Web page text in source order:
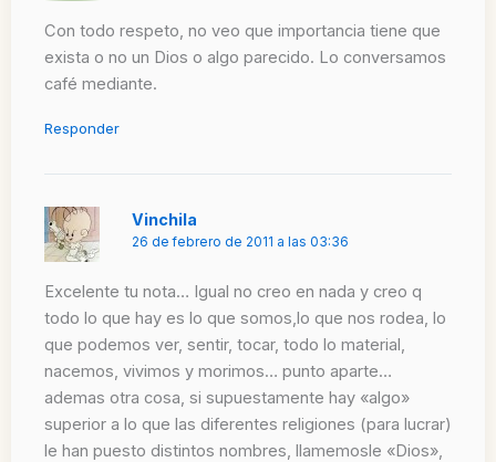
Con todo respeto, no veo que importancia tiene que
exista o no un Dios o algo parecido. Lo conversamos
café mediante.
Responder
Vinchila
26 de febrero de 2011 a las 03:36
Excelente tu nota… Igual no creo en nada y creo q
todo lo que hay es lo que somos,lo que nos rodea, lo
que podemos ver, sentir, tocar, todo lo material,
nacemos, vivimos y morimos… punto aparte…
ademas otra cosa, si supuestamente hay «algo»
superior a lo que las diferentes religiones (para lucrar)
le han puesto distintos nombres, llamemosle «Dios»,